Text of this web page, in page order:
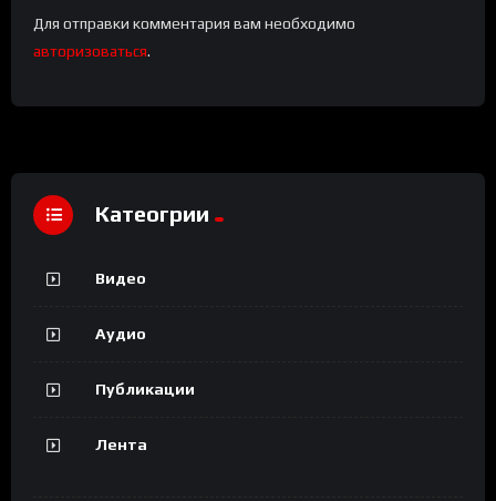
Для отправки комментария вам необходимо
авторизоваться.
Катеогрии
Видео
Аудио
Публикации
Лента